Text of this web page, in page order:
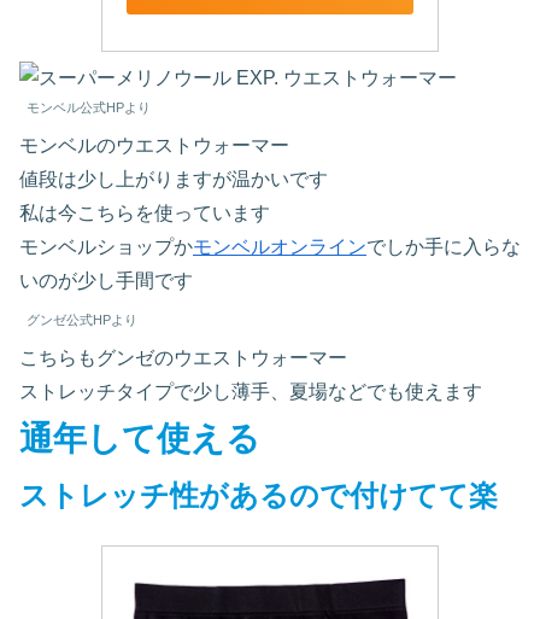
モンベル公式HPより
モンベルのウエストウォーマー
値段は少し上がりますが温かいです
私は今こちらを使っています
モンベルショップかモンベルオンラインでしか手に入らな
いのが少し手間です
グンゼ公式HPより
こちらもグンゼのウエストウォーマー
ストレッチタイプで少し薄手、夏場などでも使えます
通年して使える
ストレッチ性があるので付けてて楽